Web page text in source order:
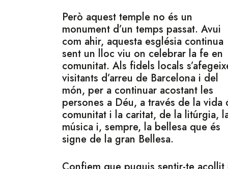
Però aquest temple no és un
monument d’un temps passat. Avui
com ahir, aquesta església continua
sent un lloc viu on celebrar la fe en
comunitat. Als fidels locals
visitants d’arreu de Barcelona i del
món, per a continuar acostant les
persones a Déu, a través de la vida
comunitat i la caritat, de la litúrgia,
música i, sempre, la bellesa que és
signe de la gran Bellesa.